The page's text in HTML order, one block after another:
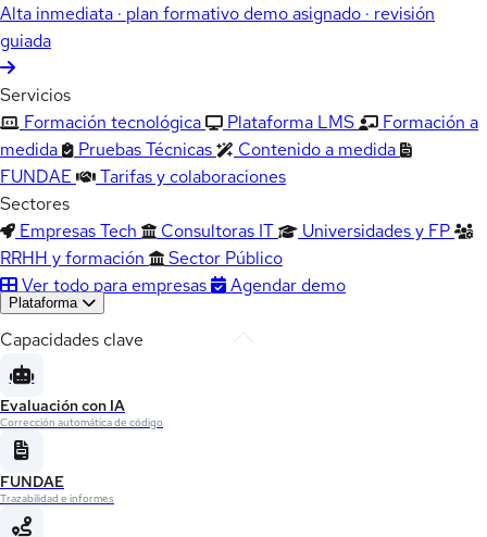
Alta inmediata · plan formativo demo asignado · revisión
guiada
Servicios
Formación tecnológica
Plataforma LMS
Formación a
medida
Pruebas Técnicas
Contenido a medida
FUNDAE
Tarifas y colaboraciones
Sectores
Empresas Tech
Consultoras IT
Universidades y FP
RRHH y formación
Sector Público
Ver todo para empresas
Agendar demo
Plataforma
Capacidades clave
Evaluación con IA
Corrección automática de código
FUNDAE
Trazabilidad e informes